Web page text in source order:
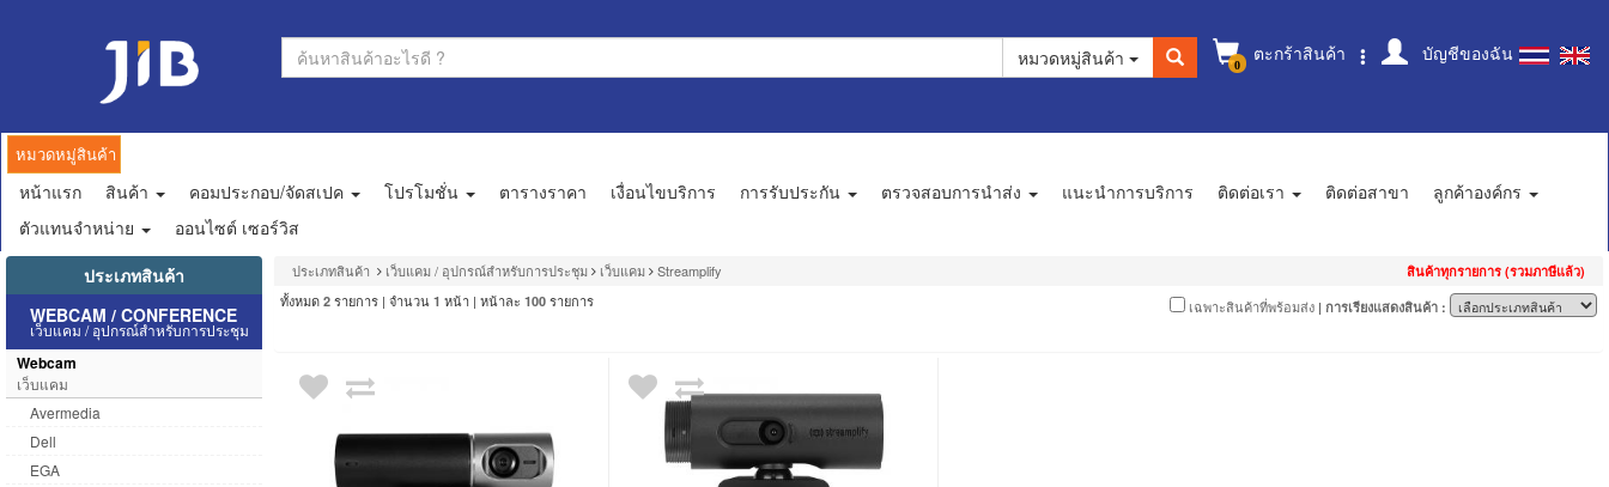
0 ตะกร้าสินค้า บัญชีของฉัน
หมวดหมู่สินค้า
หมวดหมู่สินค้า
หน้าแรก สินค้า คอมประกอบ/จัดสเปค โปรโมชั่น ตารางราคา เงื่อนไขบริการ การรับประกัน ตรวจสอบการนำส่ง แนะนำการบริการ ติดต่อเรา ติดต่อสาขา
ลูกค้าองค์กร
ตัวแทนจำหน่าย
ออนไซต์ เซอร์วิส
ประเภทสินค้า
WEBCAM / CONFERENCE
เว็บแคม / อุปกรณ์สำหรับการประชุม
Webcam
เว็บแคม
Avermedia
Dell
EGA
ประเภทสินค้า เว็บแคม / อุปกรณ์สำหรับการประชุม เว็บแคม Streamplify สินค้าทุกรายการ (รวมภาษีแล้ว)
ทั้งหมด 2 รายการ | จำนวน 1 หน้า | หน้าละ 100 รายการ เฉพาะสินค้าที่พร้อมส่ง | การเรียงแสดงสินค้า :